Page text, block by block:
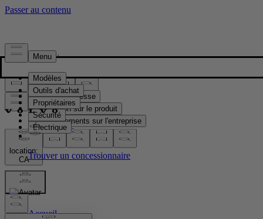
Presse & Médias
Matériel de presse
Information sur le produit
Renseignements sur l'entreprise
Contacts médias
location:
CA
Images
Accueil